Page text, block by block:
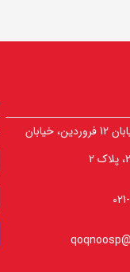
تهران، میدان انقلاب، خیابان 12 فروردین، خیابان